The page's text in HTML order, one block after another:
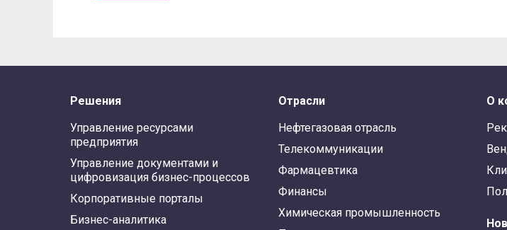
Решения
Управление ресурсами
предприятия
Управление документами и
цифровизация бизнес-процессов
Корпоративные порталы
Бизнес-аналитика
Отрасли
Нефтегазовая отрасль
Телекоммуникации
Фармацевтика
Финансы
Химическая промышленность
О